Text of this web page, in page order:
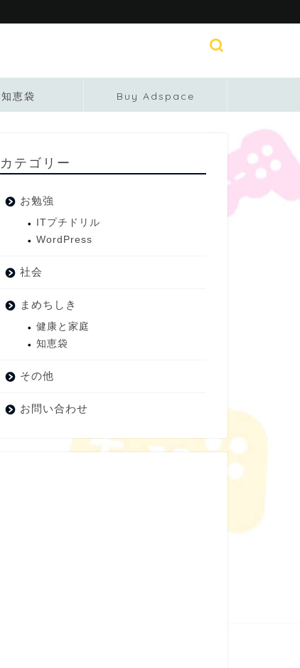
知恵袋 Buy Adspace
カテゴリー
お勉強
ITプチドリル
WordPress
社会
まめちしき
健康と家庭
知恵袋
その他
お問い合わせ